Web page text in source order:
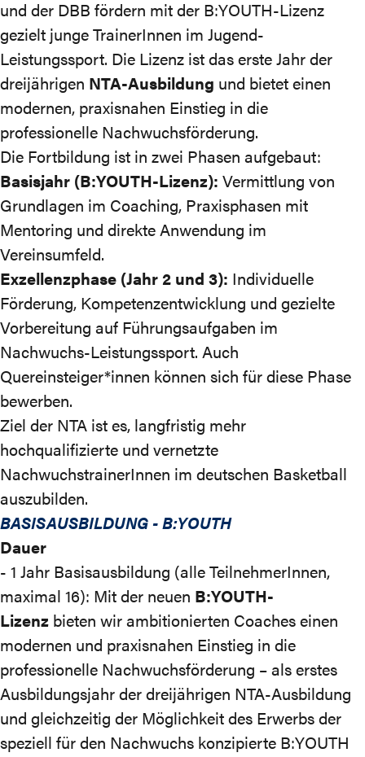
und der DBB fördern mit der B:YOUTH-Lizenz
gezielt junge TrainerInnen im Jugend-
Leistungssport. Die Lizenz ist das erste Jahr der
dreijährigen NTA-Ausbildung und bietet einen
modernen, praxisnahen Einstieg in die
professionelle Nachwuchsförderung.
Die Fortbildung ist in zwei Phasen aufgebaut:
Basisjahr (B:YOUTH-Lizenz): Vermittlung von
Grundlagen im Coaching, Praxisphasen mit
Mentoring und direkte Anwendung im
Vereinsumfeld.
Exzellenzphase (Jahr 2 und 3): Individuelle
Förderung, Kompetenzentwicklung und gezielte
Vorbereitung auf Führungsaufgaben im
Nachwuchs-Leistungssport. Auch
Quereinsteiger*innen können sich für diese Phase
bewerben.
Ziel der NTA ist es, langfristig mehr
hochqualifizierte und vernetzte
NachwuchstrainerInnen im deutschen Basketball
auszubilden.
BASISAUSBILDUNG - B:YOUTH
Dauer
- 1 Jahr Basisausbildung (alle TeilnehmerInnen,
maximal 16): Mit der neuen B:YOUTH-
Lizenz bieten wir ambitionierten Coaches einen
modernen und praxisnahen Einstieg in die
professionelle Nachwuchsförderung – als erstes
Ausbildungsjahr der dreijährigen NTA-Ausbildung
und gleichzeitig der Möglichkeit des Erwerbs der
speziell für den Nachwuchs konzipierte B:YOUTH